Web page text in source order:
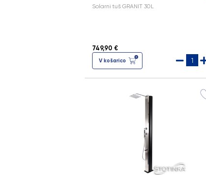
Solarni tuš GRANIT 30L
749,90 €
V košarico